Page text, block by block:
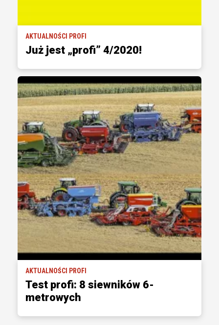
AKTUALNOŚCI PROFI
Już jest „profi” 4/2020!
AKTUALNOŚCI PROFI
Test profi: 8 siewników 6-
metrowych